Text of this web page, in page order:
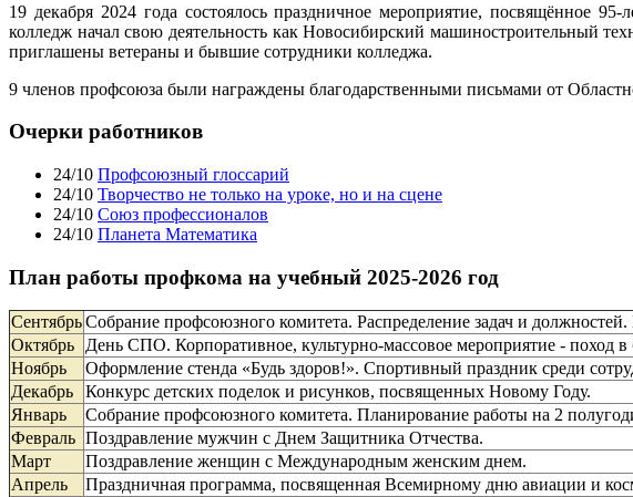
19 декабря 2024 года состоялось праздничное мероприятие, посвящённое
колледж начал свою деятельность как Новосибирский машиностроительный
приглашены ветераны и бывшие сотрудники колледжа.
9 членов профсоюза были награждены благодарственными письмами от
Очерки работников
24/10 Профсоюзный глоссарий
24/10 Творчество не только на уроке, но и на сцене
24/10 Союз профессионалов
24/10 Планета Математика
План работы профкома на учебный 2025-2026 год
СентябрьСобрание профсоюзного комитета. Распределение задач и
Октябрь День СПО. Корпоративное, культурно-массовое мероприятие - поход в
Ноябрь
Оформление стенда «Будь здоров!». Спортивный праздник среди
Декабрь
Конкурс детских поделок и рисунков, посвященных Новому Году.
Январь
Собрание профсоюзного комитета. Планирование работы на 2
Февраль Поздравление мужчин с Днем Защитника Отчества.
Март
Поздравление женщин с Международным женским днем.
Апрель
Праздничная программа, посвященная Всемирному дню авиации и